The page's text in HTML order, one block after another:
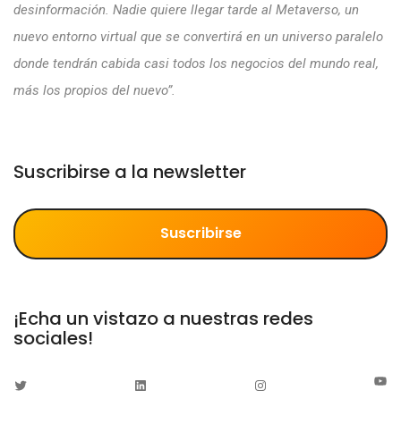
desinformación. Nadie quiere llegar tarde al Metaverso, un
nuevo entorno virtual que se convertirá en un universo paralelo
donde tendrán cabida casi todos los negocios del mundo real,
más los propios del nuevo”.
Suscribirse a la newsletter
Suscribirse
¡Echa un vistazo a nuestras redes
sociales!